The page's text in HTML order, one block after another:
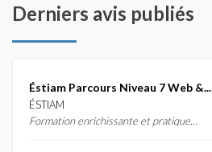
Derniers avis publiés
Éstiam Parcours Niveau 7 Web &...
ÉSTIAM
Formation enrichissante et pratique...